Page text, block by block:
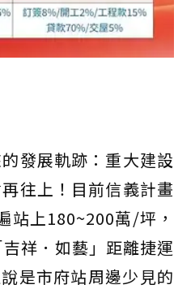
發展軌跡：重大建設
往上！目前信義計畫
站上180~200萬/坪，
祥．如藝」距離捷運
是市府站周邊少見的